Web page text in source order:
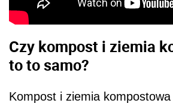
Czy kompost i ziemia
to to samo?
Kompost i ziemia